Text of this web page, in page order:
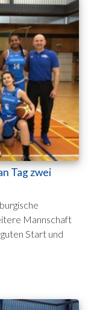
Tag zwei
Mannschaft
Start und